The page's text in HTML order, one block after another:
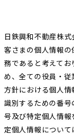
農
社
ガ
高
ン
日鉄興和不動産株式
客さまの個人情報
務であると考えてお
め、全ての役員・
方針における個人情
識別するための番号
号及び特定個人情
定個人情報につい